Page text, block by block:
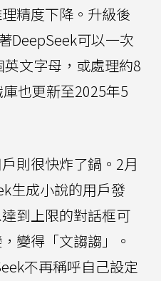
精度下降。升級後
DeepSeek可以一次
文字母，或處理約8
也更新至2025年5
則很快炸了鍋。2月
生成小說的用戶發
到上限的對話框可
變得「文謅謅」。
不再稱呼自己設定